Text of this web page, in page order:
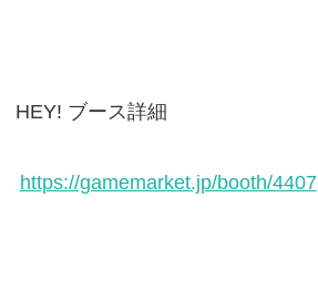
HEY! ブース詳細
https://gamemarket.jp/booth/4407